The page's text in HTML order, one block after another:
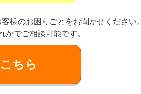
客様のお困りごとをお聞かせください。
かでご相談可能です。
ちら